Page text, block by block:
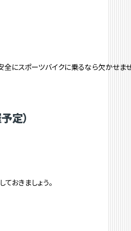
にスポーツバイクに乗るなら欠かせませ
定）
おきましょう。